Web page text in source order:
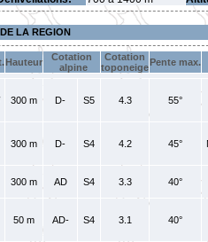
LA REGION
Hauteur Cotation
alpine
Cotation
toponeigePente max.
300 m D- S5 4.3 55°
300 m D- S4 4.2 45°
300 m AD S4 3.3 40°
50 m AD- S4 3.1 40°